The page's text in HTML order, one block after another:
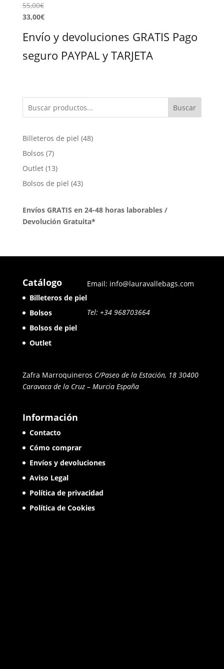
Valorado
con
5.00
de 5
55,00€
33,00€
Envío y devoluciones GRATIS Pago
seguro PAYPAL y TARJETA
Buscar
Billeteros de piel 4848
Bolsos 77
productos
Outlet 1313
productos
Bolsos de piel 4343
Envíos GRATIS en 24-48 horas laborables /
Devolución Gratuita*
Catálogo
Billeteros de piel
Bolsos
Bolsos de piel
Outlet
Email: info@lauravallebags.com
Tel: +34 968703664
Zafra Marroquineros C/Paseo de la Estación, 18 30400
Caravaca de la Cruz – Murcia España
Información
Contacto
Cómo comprar
Envíos y devoluciones
Aviso Legal
Política de privacidad
Política de Cookies